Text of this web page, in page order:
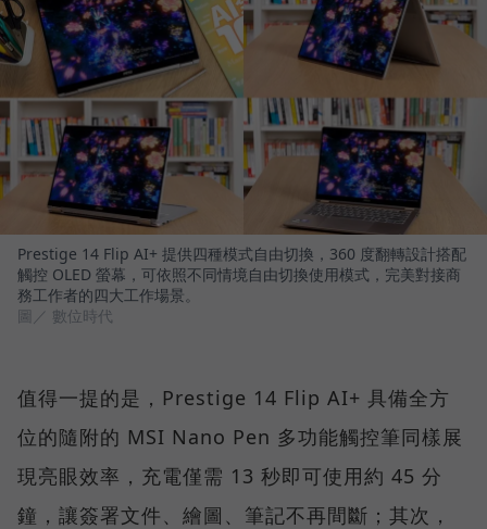
Prestige 14 Flip AI+ 提供四種模式自由切換，360 度翻轉設計搭配
觸控 OLED 螢幕，可依照不同情境自由切換使用模式，完美對接商
務工作者的四大工作場景。
圖／ 數位時代
值得一提的是，Prestige 14 Flip AI+ 具備全方
位的隨附的 MSI Nano Pen 多功能觸控筆同樣展
現亮眼效率，充電僅需 13 秒即可使用約 45 分
鐘，讓簽署文件、繪圖、筆記不再間斷；其次，